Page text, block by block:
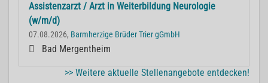
Assistenzarzt / Arzt in Weiterbildung Neurologie
(w/m/d)
07.08.2026, Barmherzige Brüder Trier gGmbH
Bad Mergentheim
>> Weitere aktuelle Stellenangebote entdecken!